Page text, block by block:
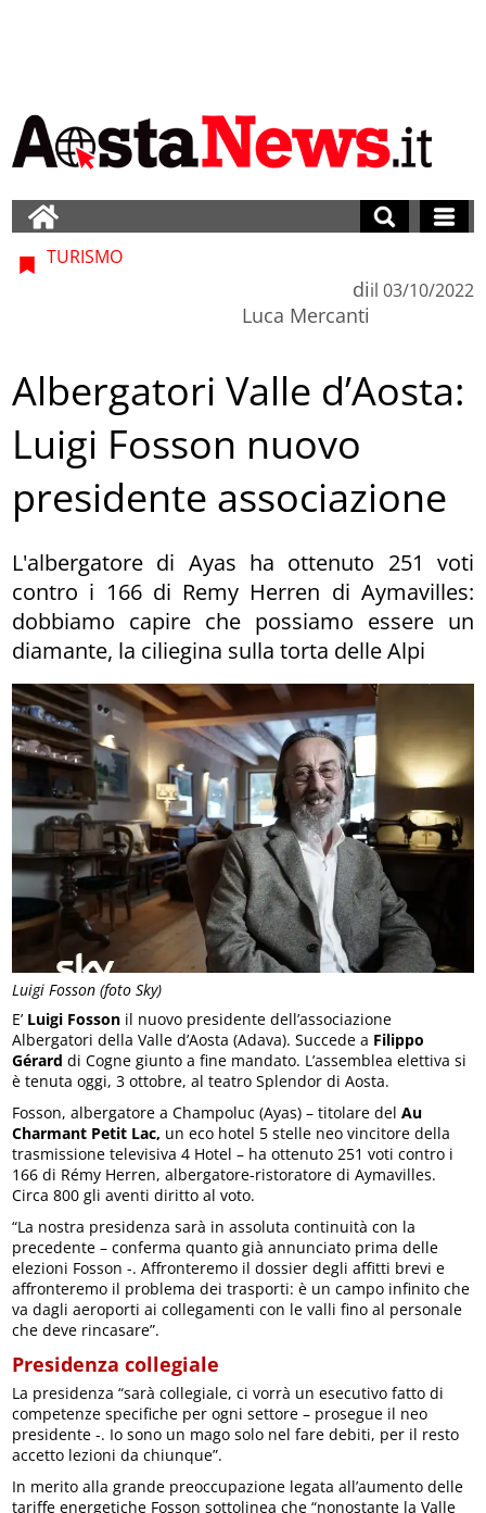
Luigi Fosson (foto Sky)
TURISMO
di
Luca Mercanti
il 03/10/2022
Albergatori Valle d’Aosta:
Luigi Fosson nuovo
presidente associazione
L'albergatore di Ayas ha ottenuto 251 voti
contro i 166 di Remy Herren di Aymavilles:
dobbiamo capire che possiamo essere un
diamante, la ciliegina sulla torta delle Alpi
E’ Luigi Fosson il nuovo presidente dell’associazione
Albergatori della Valle d’Aosta (Adava). Succede a Filippo
Gérard di Cogne giunto a fine mandato. L’assemblea elettiva si
è tenuta oggi, 3 ottobre, al teatro Splendor di Aosta.
Fosson, albergatore a Champoluc (Ayas) – titolare delAu
Charmant Petit Lac, un eco hotel 5 stelle neo vincitore della
trasmissione televisiva 4 Hotel – ha ottenuto 251 voti contro i
166 di Rémy Herren, albergatore-ristoratore di Aymavilles.
Circa 800 gli aventi diritto al voto.
“La nostra presidenza sarà in assoluta continuità con la
precedente – conferma quanto già annunciato prima delle
elezioni Fosson -. Affronteremo il dossier degli affitti brevi e
affronteremo il problema dei trasporti: è un campo infinito che
va dagli aeroporti ai collegamenti con le valli fino al personale
che deve rincasare”.
Presidenza collegiale
La presidenza “sarà collegiale, ci vorrà un esecutivo fatto di
competenze specifiche per ogni settore – prosegue il neo
presidente -. Io sono un mago solo nel fare debiti, per il resto
accetto lezioni da chiunque”.
In merito alla grande preoccupazione legata all’aumento delle
tariffe energetiche Fosson sottolinea che “nonostante la Valle